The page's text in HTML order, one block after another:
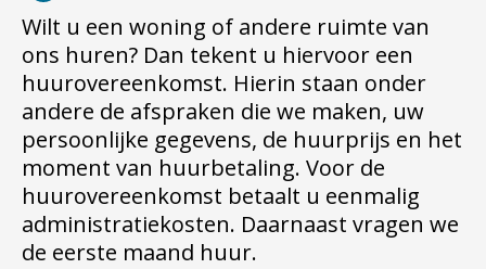
Wilt u een woning of andere ruimte van
ons huren? Dan tekent u hiervoor een
huurovereenkomst. Hierin staan onder
andere de afspraken die we maken, uw
persoonlijke gegevens, de huurprijs en het
moment van huurbetaling. Voor de
huurovereenkomst betaalt u eenmalig
administratiekosten. Daarnaast vragen we
de eerste maand huur.